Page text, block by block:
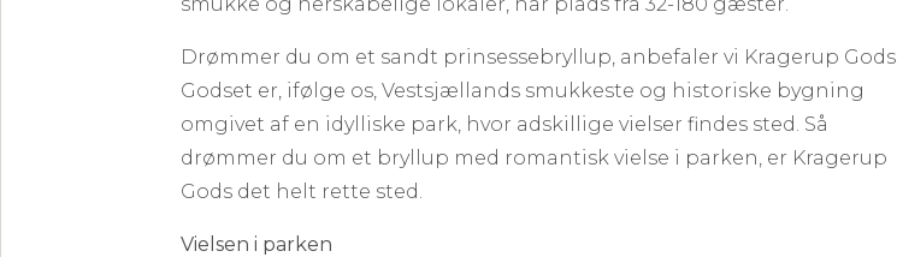
Drømmer du om et sandt prinsessebryllup, anbefaler vi Kragerup Gods.
Godset er, ifølge os, Vestsjællands smukkeste og historiske bygning
omgivet af en idylliske park, hvor adskillige vielser findes sted. Så
drømmer du om et bryllup med romantisk vielse i parken, er Kragerup
Gods det helt rette sted.
Vielsen i parken